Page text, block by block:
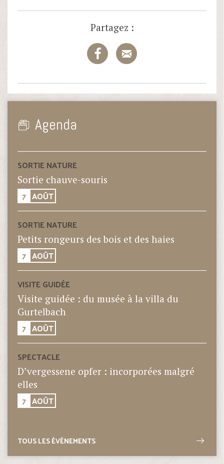
Partagez :
Agenda
SORTIE NATURE
Sortie chauve-souris
7 AOÛT
SORTIE NATURE
Petits rongeurs des bois et des haies
7 AOÛT
VISITE GUIDÉE
Visite guidée : du musée à la villa du
Gurtelbach
7 AOÛT
SPECTACLE
D’vergessene opfer : incorporées malgré
elles
7 AOÛT
TOUS LES ÉVÈNEMENTS